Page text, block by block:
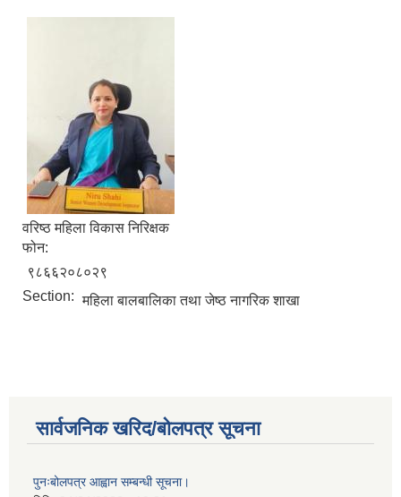
वरिष्ठ महिला विकास निरिक्षक
फोन:
९८६६२०८०२९
Section: महिला बालबालिका तथा जेष्ठ नागरिक शाखा
सार्वजनिक खरिद/बोलपत्र सूचना
पुनःबोलपत्र आह्वान सम्बन्धी सूचना।